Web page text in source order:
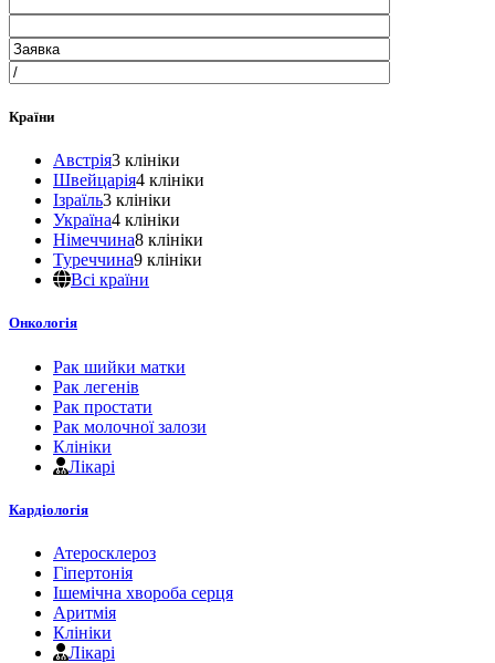
Країни
Австрія3 клініки
Швейцарія4 клініки
Ізраїль3 клініки
Україна4 клініки
Німеччина8 клініки
Туреччина9 клініки
Всі країни
Онкологія
Рак шийки матки
Рак легенів
Рак простати
Рак молочної залози
Клініки
Лікарі
Кардіологія
Атеросклероз
Гіпертонія
Ішемічна хвороба серця
Аритмія
Клініки
Лікарі